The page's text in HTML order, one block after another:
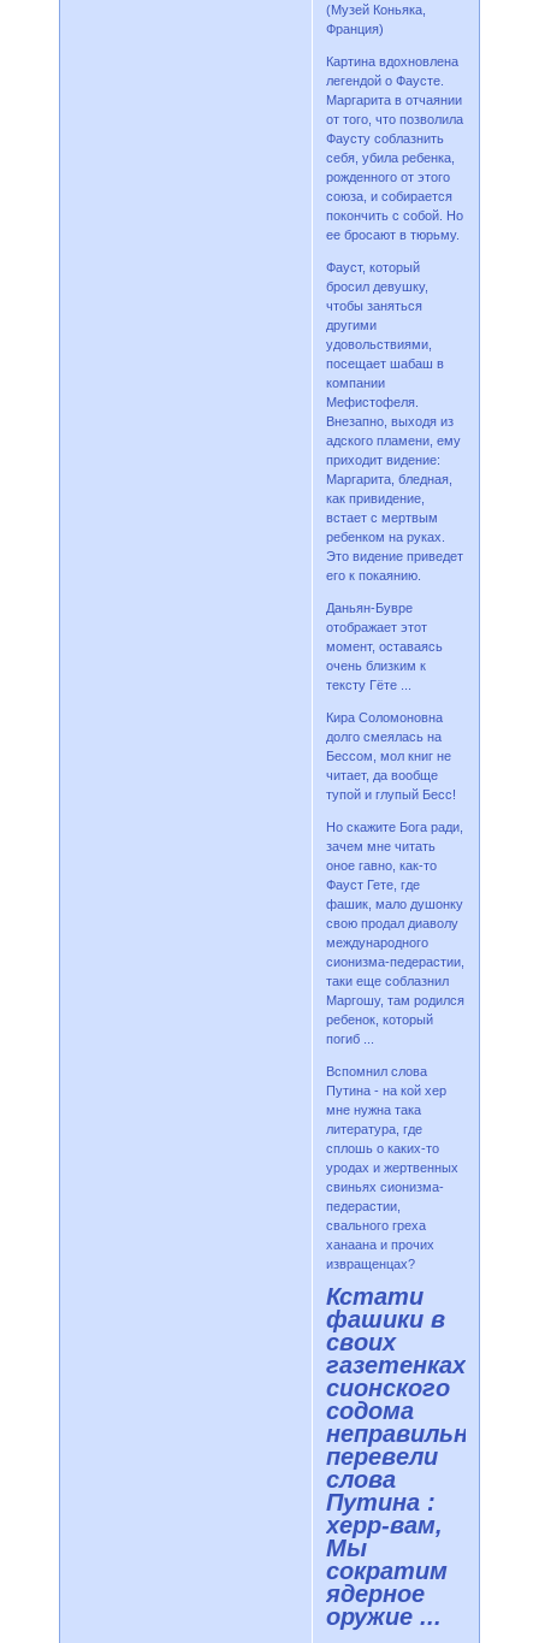
(Музей Коньяка,
Франция)
Картина вдохновлена
легендой о Фаусте.
Маргарита в отчаянии
от того, что позволила
Фаусту соблазнить
себя, убила ребенка,
рожденного от этого
союза, и собирается
покончить с собой. Но
ее бросают в тюрьму.
Фауст, который
бросил девушку,
чтобы заняться
другими
удовольствиями,
посещает шабаш в
компании
Мефистофеля.
Внезапно, выходя из
адского пламени, ему
приходит видение:
Маргарита, бледная,
как привидение,
встает с мертвым
ребенком на руках.
Это видение приведет
его к покаянию.
Даньян-Бувре
отображает этот
момент, оставаясь
очень близким к
тексту Гёте ...
Кира Соломоновна
долго смеялась на
Бессом, мол книг не
читает, да вообще
тупой и глупый Бесс!
Но скажите Бога ради,
зачем мне читать
оное гавно, как-то
Фауст Гете, где
фашик, мало душонку
свою продал диаволу
международного
сионизма-педерастии,
таки еще соблазнил
Маргошу, там родился
ребенок, который
погиб ...
Вспомнил слова
Путина - на кой хер
мне нужна така
литература, где
сплошь о каких-то
уродах и жертвенных
свиньях сионизма-
педерастии,
свального греха
ханаана и прочих
извращенцах?
Кстати
фашики в
своих
газетенках
сионского
содома
неправильно
перевели
слова
Путина :
херр-вам,
Мы
сократим
ядерное
оружие ...